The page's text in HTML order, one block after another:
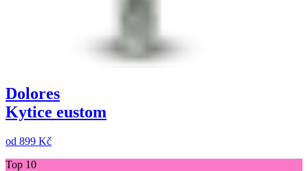
Dolores
Kytice eustom
od 899 Kč
Top 10